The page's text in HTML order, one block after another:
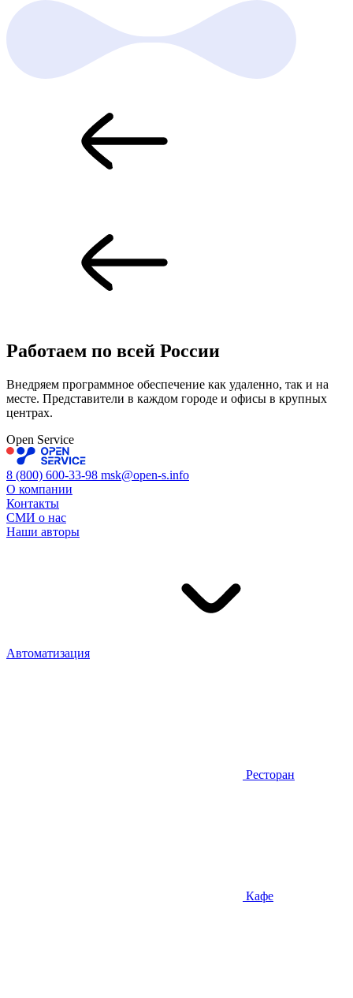
Работаем по всей России
Внедряем программное обеспечение как удаленно, так и на
месте. Представители в каждом городе и офисы в крупных
центрах.
Open Service
8 (800) 600-33-98 msk@open-s.info
О компании
Контакты
СМИ о нас
Наши авторы
Автоматизация
Ресторан
Кафе